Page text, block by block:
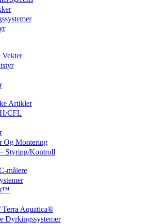
Vekter
Artikler
CFL
Og Montering
Styring/Kontroll
målere
Aquatica®
Dyrkingssystemer